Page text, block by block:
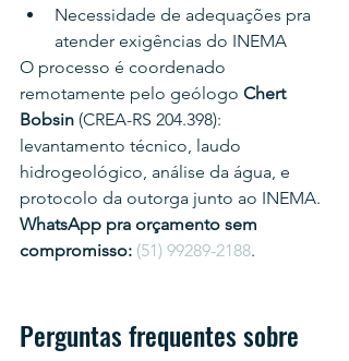
Necessidade de adequações pra
atender exigências do INEMA
O processo é coordenado
remotamente pelo geólogo Chert
Bobsin (CREA-RS 204.398):
levantamento técnico, laudo
hidrogeológico, análise da água, e
protocolo da outorga junto ao INEMA.
WhatsApp pra orçamento sem
compromisso: (51) 99289-2188.
Perguntas frequentes sobre